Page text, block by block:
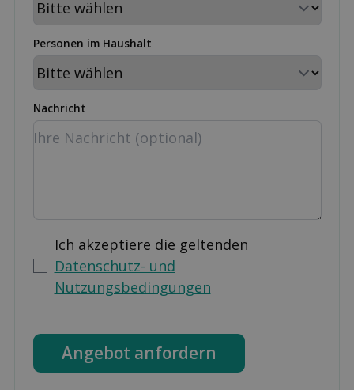
Personen im Haushalt
Nachricht
Ich akzeptiere die geltenden
Datenschutz- und
Nutzungsbedingungen
Angebot anfordern